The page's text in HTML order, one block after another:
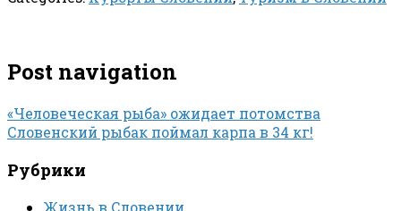
Post navigation
«Человеческая рыба» ожидает потомства
Словенский рыбак поймал карпа в 34 кг!
Рубрики
Жизнь в Словении